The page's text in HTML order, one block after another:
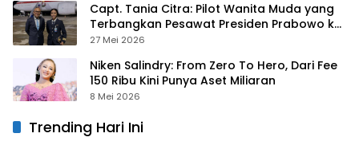
Capt. Tania Citra: Pilot Wanita Muda yang
Terbangkan Pesawat Presiden Prabowo ke
Prancis
27 Mei 2026
Niken Salindry: From Zero To Hero, Dari Fee
150 Ribu Kini Punya Aset Miliaran
8 Mei 2026
Trending Hari Ini